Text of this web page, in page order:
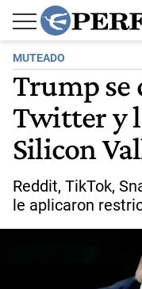
MUTEADO
Trump se
Twitter y
Silicon
Reddit, TikTok,
le aplicaron